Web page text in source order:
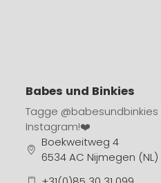
Babes und Binkies
Tagge @babesundbinkies
Instagram!❤️
Boekweitweg 4
6534 AC Nijmegen (NL)